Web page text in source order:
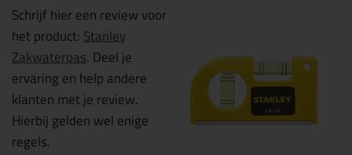
Schrijf hier een review voor
het product:Stanley
Zakwaterpas. Deel je
ervaring en help andere
klanten met je review.
Hierbij gelden wel enige
regels.